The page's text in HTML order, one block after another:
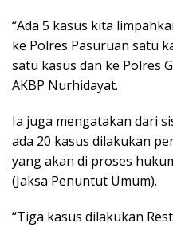
“Ada 5 kasus kita
ke Polres Pasuruan satu
satu kasus dan ke Polres
AKBP Nurhidayat.
Ia juga mengatakan dari
ada 20 kasus dilakukan
yang akan di proses
(Jaksa Penuntut Umum).
“Tiga kasus dilakukan